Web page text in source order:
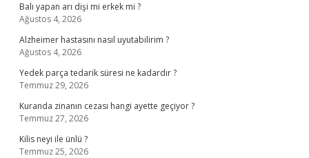
Balı yapan arı dişi mi erkek mi ?
Ağustos 4, 2026
Alzheimer hastasını nasıl uyutabilirim ?
Ağustos 4, 2026
Yedek parça tedarik süresi ne kadardır ?
Temmuz 29, 2026
Kuranda zinanın cezası hangi ayette geçiyor ?
Temmuz 27, 2026
Kilis neyi ile ünlü ?
Temmuz 25, 2026